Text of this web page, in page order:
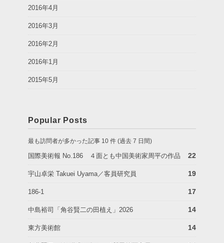
2016年4月
2016年3月
2016年2月
2016年1月
2015年5月
Popular Posts
最も訪問者が多かった記事 10 件 (過去 7 日間)
国際美術報 No.186 ４面とも中国美術家周平の作品 22
宇山卓栄 Takuei Uyama／客員研究員 19
186-1 17
中島裕司「角谷賢二の田植え」2026 14
東方美術館 14